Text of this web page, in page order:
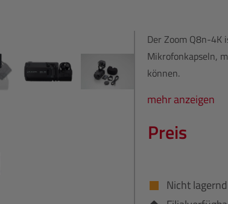
Der Zoom Q8n-4K
Mikrofonkapseln,
können.
mehr anzeigen
Preis
Nicht lagernd